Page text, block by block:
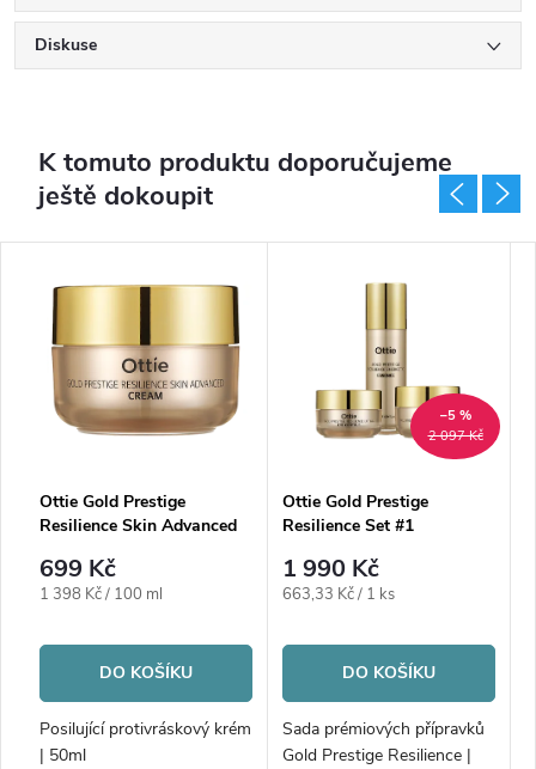
Diskuse
K tomuto produktu doporučujeme
ještě dokoupit
Ottie Gold Prestige
Resilience Skin Advanced
699 Kč
Měrná
1 398 Kč / 100 ml
DO KOŠÍKU
Posilující protivráskový krém
| 50ml
2 097 Kč
–5 %
Ottie Gold Prestige
Resilience Set #1
1 990 Kč
Měrná
663,33 Kč / 1 ks
DO KOŠÍKU
Sada prémiových přípravků
Gold Prestige Resilience |